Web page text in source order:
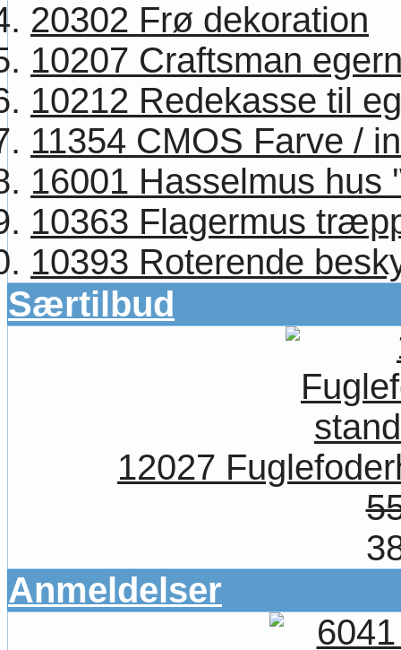
20302 Frø dekoration
10207 Craftsman
10212 Redekasse til
11354 CMOS Farve /
16001 Hasselmus hus
10363 Flagermus
10393 Roterende
Særtilbud
12027
Anmeldelser